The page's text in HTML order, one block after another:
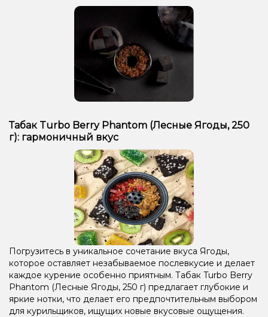
Табак Turbo Berry Phantom (Лесные Ягоды, 250
г): гармоничный вкус
Погрузитесь в уникальное сочетание вкуса Ягоды,
которое оставляет незабываемое послевкусие и делает
каждое курение особенно приятным. Табак Turbo Berry
Phantom (Лесные Ягоды, 250 г) предлагает глубокие и
яркие нотки, что делает его предпочтительным выбором
для курильщиков, ищущих новые вкусовые ощущения.